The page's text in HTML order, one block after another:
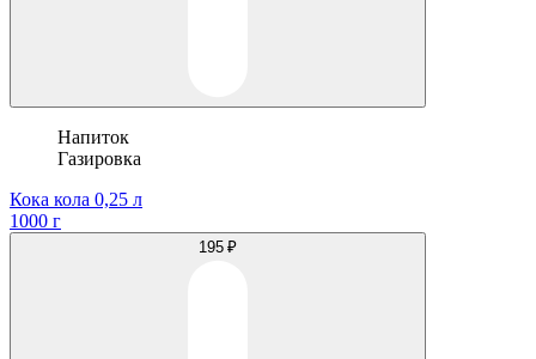
Напиток
Газировка
Кока кола 0,25 л
1000 г
195 ₽